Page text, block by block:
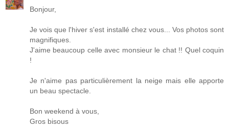
Bonjour,
Je vois que l'hiver s'est installé chez vous... Vos photos sont
magnifiques.
J'aime beaucoup celle avec monsieur le chat !! Quel coquin
!
Je n'aime pas particulièrement la neige mais elle apporte
un beau spectacle.
Bon weekend à vous,
Gros bisous